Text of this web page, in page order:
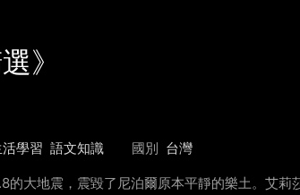
》
學習 語文知識 國別 台灣
的大地震，震毀了尼泊爾原本平靜的樂土。艾